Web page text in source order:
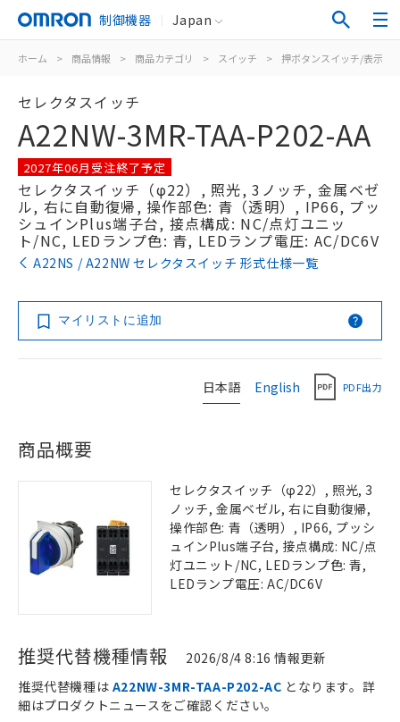
制御機器 Japan
ホーム > 商品情報 > 商品カテゴリ > スイッチ > 押ボタンスイッチ/表示灯
セレクタスイッチ
A22NW-3MR-TAA-P202-AA
2027年06月受注終了予定
セレクタスイッチ（φ22）, 照光, 3ノッチ, 金属ベゼ
ル, 右に自動復帰, 操作部色: 青（透明）, IP66, プッ
シュインPlus端子台, 接点構成: NC/点灯ユニッ
ト/NC, LEDランプ色: 青, LEDランプ電圧: AC/DC6V
A22NS / A22NW セレクタスイッチ 形式仕様一覧
マイリストに追加
日本語 English PDF出力
商品概要
セレクタスイッチ（φ22）, 照光, 3
ノッチ, 金属ベゼル, 右に自動復帰,
操作部色: 青（透明）, IP66, プッシ
ュインPlus端子台, 接点構成: NC/点
灯ユニット/NC, LEDランプ色: 青,
LEDランプ電圧: AC/DC6V
推奨代替機種情報 2026/8/4 8:16 情報更新
推奨代替機種は A22NW-3MR-TAA-P202-AC となります。詳
細はプロダクトニュースをご確認ください。